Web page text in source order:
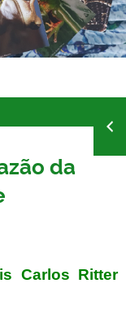
da
Carlos Ritter